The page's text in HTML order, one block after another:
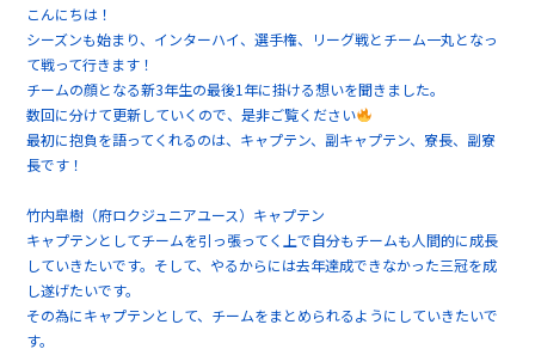
こんにちは！
シーズンも始まり、インターハイ、選手権、リーグ戦とチーム一丸となっ
て戦って行きます！
チームの顔となる新3年生の最後1年に掛ける想いを聞きました。
数回に分けて更新していくので、是非ご覧ください
最初に抱負を語ってくれるのは、キャプテン、副キャプテン、寮長、副寮
長です！
竹内皐樹（府ロクジュニアユース）キャプテン
キャプテンとしてチームを引っ張ってく上で自分もチームも人間的に成長
していきたいです。そして、やるからには去年達成できなかった三冠を成
し遂げたいです。
その為にキャプテンとして、チームをまとめられるようにしていきたいで
す。